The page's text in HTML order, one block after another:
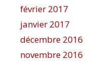
février 2017
janvier 2017
décembre 2016
novembre 2016